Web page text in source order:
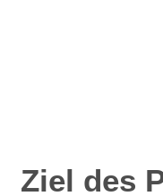
Ziel des